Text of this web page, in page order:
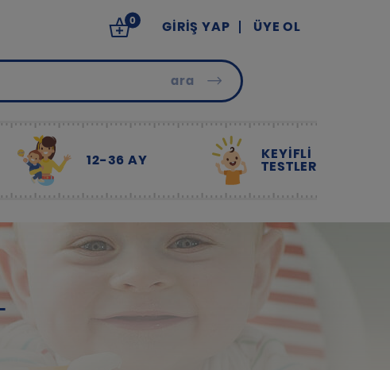
ara
0 GIRIŞ YAP ÜYE OL
12-36 AY KEYİFLİ
TESTLER